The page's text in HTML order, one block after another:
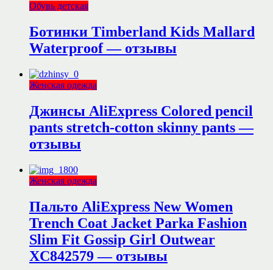
Обувь детская
Ботинки Timberland Kids Mallard
Waterproof — отзывы
Женская одежда
Джинсы AliExpress Colored pencil
pants stretch-cotton skinny pants —
отзывы
Женская одежда
Пальто AliExpress New Women
Trench Coat Jacket Parka Fashion
Slim Fit Gossip Girl Outwear
XC842579 — отзывы